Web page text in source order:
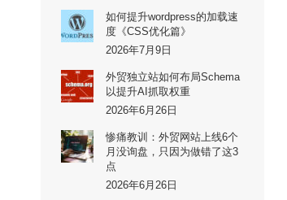
如何提升wordpress的加载速
度《CSS优化篇》
2026年7月9日
外贸独立站如何布局Schema
以提升AI抓取权重
2026年6月26日
惨痛教训：外贸网站上线6个
月没询盘，只因为做错了这3
点
2026年6月26日